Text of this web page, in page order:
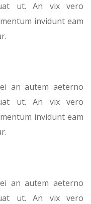
ut. An vix vero
invidunt eam
an autem aeterno
ut. An vix vero
invidunt eam
an autem aeterno
ut. An vix vero